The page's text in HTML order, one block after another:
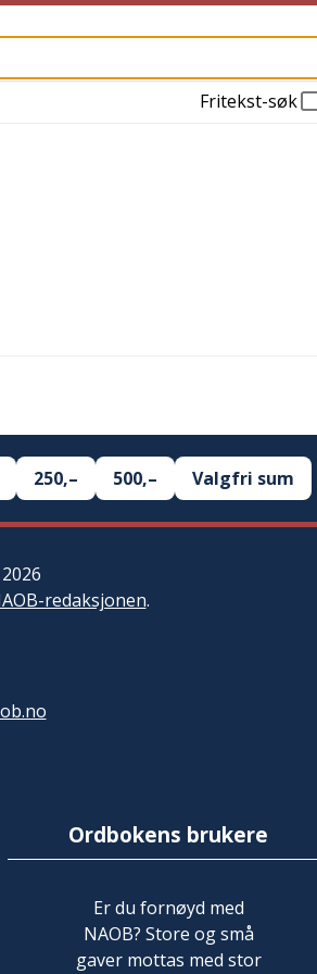
Fritekst-søk
250,– 500,– Valgfri sum
redaksjonen.
Ordbokens brukere
Er du fornøyd med
NAOB? Store og små
gaver mottas med stor